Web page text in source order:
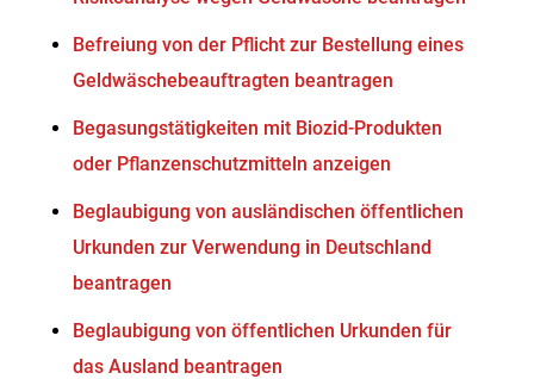
Befreiung von der Pflicht zur Bestellung eines
Geldwäschebeauftragten beantragen
Begasungstätigkeiten mit Biozid-Produkten
oder Pflanzenschutzmitteln anzeigen
Beglaubigung von ausländischen öffentlichen
Urkunden zur Verwendung in Deutschland
beantragen
Beglaubigung von öffentlichen Urkunden für
das Ausland beantragen